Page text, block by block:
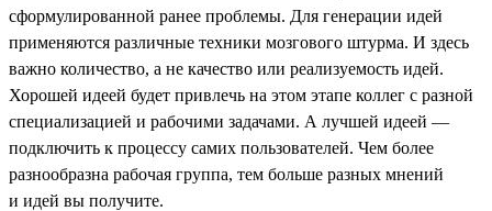
сформулированной ранее проблемы. Для генерации идей
применяются различные техники мозгового штурма. И здесь
важно количество, а не качество или реализуемость идей.
Хорошей идеей будет привлечь на этом этапе коллег с разной
специализацией и рабочими задачами. А лучшей идеей —
подключить к процессу самих пользователей. Чем более
разнообразна рабочая группа, тем больше разных мнений
и идей вы получите.